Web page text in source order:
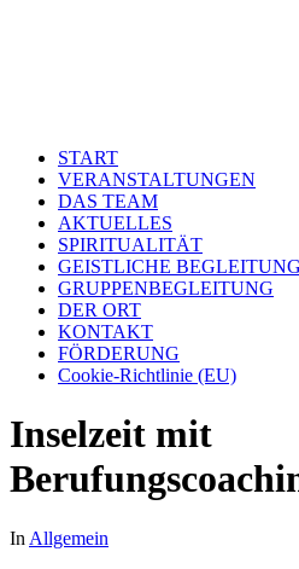
START
VERANSTALTUNGEN
DAS TEAM
AKTUELLES
SPIRITUALITÄT
GEISTLICHE BEGLEITUNG
GRUPPENBEGLEITUNG
DER ORT
KONTAKT
FÖRDERUNG
Cookie-Richtlinie (EU)
Inselzeit mit
In Allgemein